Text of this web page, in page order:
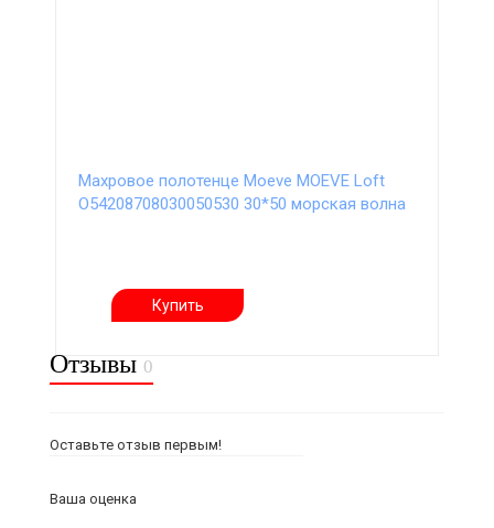
Махровое полотенце Moeve MOEVE Loft
О54208708030050530 30*50 морская волна
Купить
Отзывы 0
Оставьте отзыв первым!
Ваша оценка